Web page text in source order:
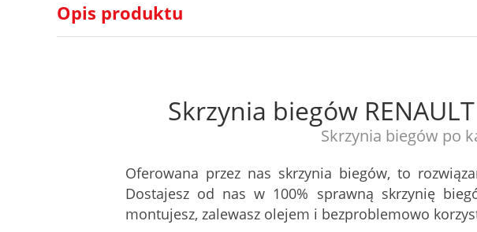
Opis produktu
Skrzynia biegów
Skrzynia biegów po
Oferowana przez nas skrzynia biegów, to
Dostajesz od nas w 100% sprawną skrzynię
montujesz, zalewasz olejem i bezproblemowo